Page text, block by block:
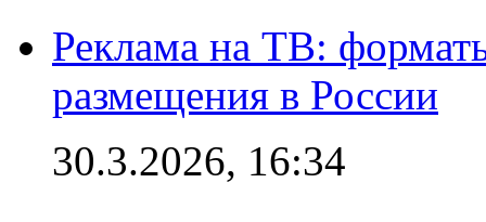
Реклама на ТВ:
размещения в России
30.3.2026, 16:34